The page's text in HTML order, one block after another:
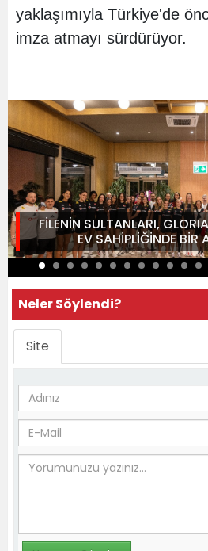
yaklaşımıyla Türkiye'de
imza atmayı sürdürüyor.
FİLENİN SULTANLARI,
EV SAHİPLİĞİNDE BİR
Neler Söylendi?
Site